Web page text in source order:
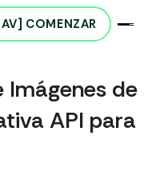
COMENZAR
Imágenes de
API para